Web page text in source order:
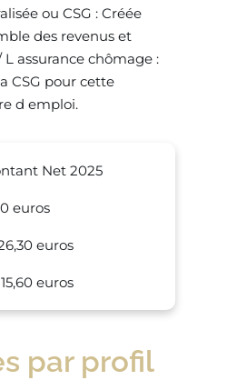
ou CSG : Créée
des revenus et
assurance chômage :
CSG pour cette
d emploi.
Net 2025
euros
euros
euros
par profil